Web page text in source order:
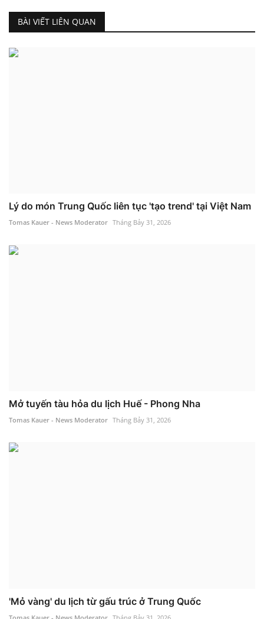
BÀI VIẾT LIÊN QUAN
Lý do món Trung Quốc liên tục 'tạo trend' tại Việt Nam
Tomas Kauer - News Moderator Tháng Bảy 31, 2026
Mở tuyến tàu hỏa du lịch Huế - Phong Nha
Tomas Kauer - News Moderator Tháng Bảy 31, 2026
'Mỏ vàng' du lịch từ gấu trúc ở Trung Quốc